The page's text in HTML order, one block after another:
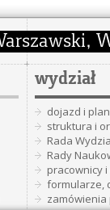
wydział
dojazd i plan
struktura i
Rada
Rady
pracownicy
formularze,
zamówienia